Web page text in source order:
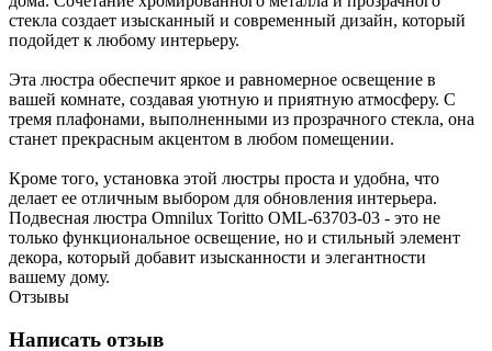
стекла создает изысканный и современный дизайн, который
подойдет к любому интерьеру.
Эта люстра обеспечит яркое и равномерное освещение в
вашей комнате, создавая уютную и приятную атмосферу. С
тремя плафонами, выполненными из прозрачного стекла, она
станет прекрасным акцентом в любом помещении.
Кроме того, установка этой люстры проста и удобна, что
делает ее отличным выбором для обновления интерьера.
Подвесная люстра Omnilux Toritto OML-63703-03 - это не
только функциональное освещение, но и стильный элемент
декора, который добавит изысканности и элегантности
вашему дому.
Отзывы
Написать отзыв